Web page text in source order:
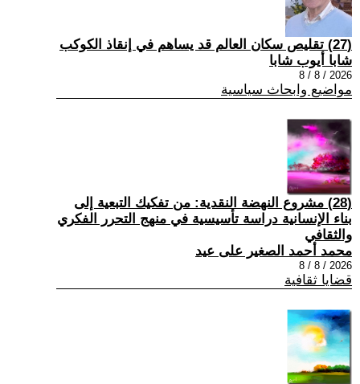
(27) تقليص سكان العالم قد يساهم في إنقاذ الكوكب
شابا أيوب شابا
2026 / 8 / 8
مواضيع وابحاث سياسية
(28) مشروع النهضة النقدية: من تفكيك التبعية إلى
بناء الإنسانية دراسة تأسيسية في منهج التحرر الفكري
والثقافي
محمد أحمد الصغير على عيد
2026 / 8 / 8
قضايا ثقافية